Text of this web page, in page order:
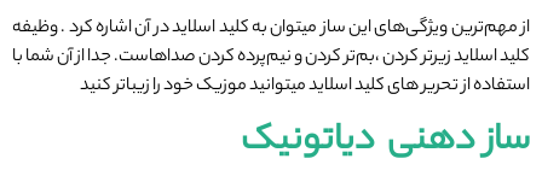
از مهم‌ترین ویژگی‌های این ساز میتوان به کلید اسلاید در آن اشاره کرد . وظیفه
کلید اسلاید زیرتر کردن ،بم‌تر کردن و نیم‌پرده کردن صداهاست. جدا از آن شما با
استفاده از تحریر های کلید اسلاید میتوانید موزیک خود را زیباتر کنید
ساز دهنی دیاتونیک